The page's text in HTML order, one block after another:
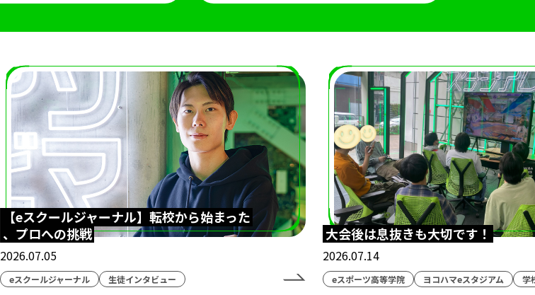
【eスクールジャーナル】転校から始まった
、プロへの挑戦
2026.07.05
eスクールジャーナル 生徒インタビュー
大会後は息抜きも大切です！
2026.07.14
eスポーツ高等学院 ヨコハマeスタジアム 学